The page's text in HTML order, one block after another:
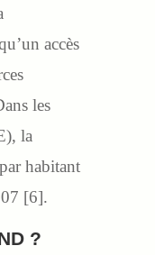
accès
les
la
habitant
[6].
?